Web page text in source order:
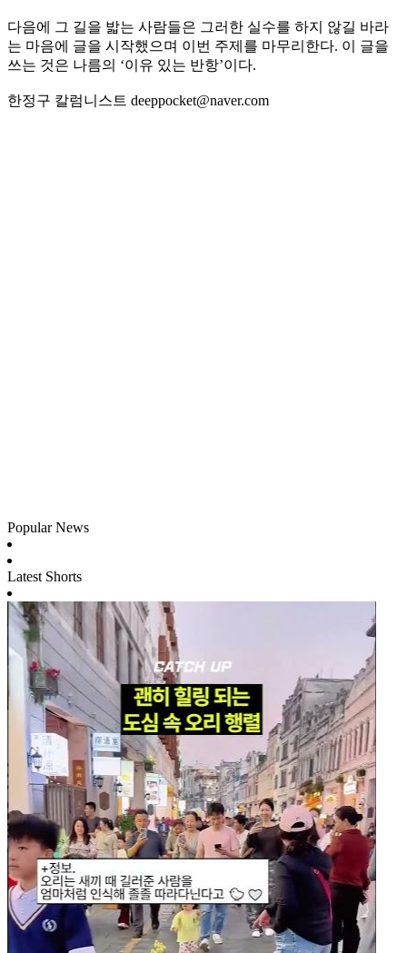
다음에 그 길을 밟는 사람들은 그러한 실수를 하지 않길 바라
는 마음에 글을 시작했으며 이번 주제를 마무리한다. 이 글을
쓰는 것은 나름의 ‘이유 있는 반항’이다.
한정구 칼럼니스트 deeppocket@naver.com
Popular News
Latest Shorts